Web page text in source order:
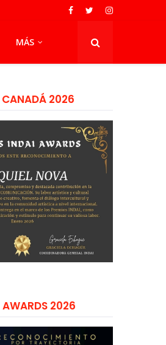
MÁS
CANADÁ 2026
2026